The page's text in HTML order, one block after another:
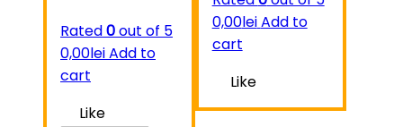
Rated0out of 5
0,00leiAdd to
cart
Like
0,00leiAdd to
cart
Like